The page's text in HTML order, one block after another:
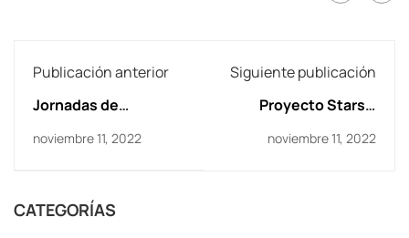
Publicación anterior
Jornadas de
Deportiva de la
río Gállego
noviembre 11, 2022
Siguiente publicación
Proyecto Stars y
Capacidades
noviembre 11, 2022
CATEGORÍAS